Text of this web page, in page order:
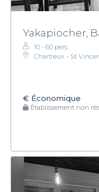
Yakapiocher,
10 - 60 pers.
Chartreux - St
€ Économique
Établissement non